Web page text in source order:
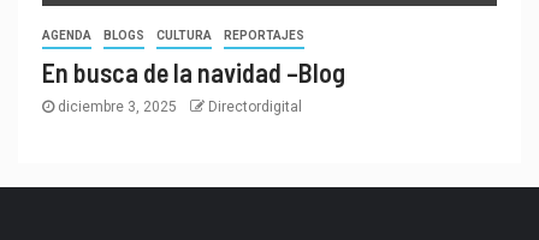
AGENDA BLOGS CULTURA REPORTAJES
En busca de la navidad –Blog
diciembre 3, 2025 Directordigital